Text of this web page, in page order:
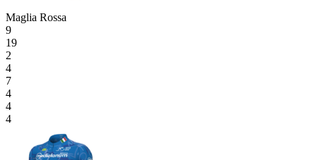
Maglia Rossa
9
19
2
4
7
4
4
4